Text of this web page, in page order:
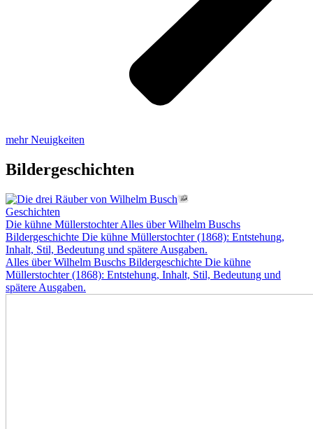
mehr Neuigkeiten
Bildergeschichten
Geschichten
Die kühne Müllerstochter Alles über Wilhelm Buschs
Bildergeschichte Die kühne Müllerstochter (1868): Entstehung,
Inhalt, Stil, Bedeutung und spätere Ausgaben.
Alles über Wilhelm Buschs Bildergeschichte Die kühne
Müllerstochter (1868): Entstehung, Inhalt, Stil, Bedeutung und
spätere Ausgaben.